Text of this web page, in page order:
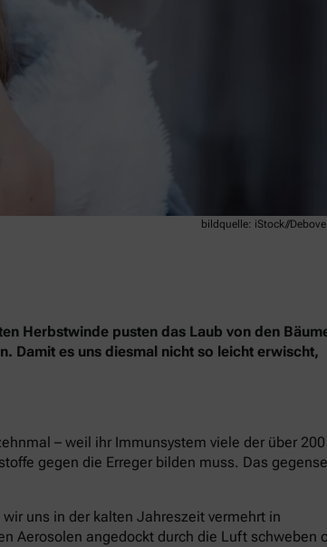
bildquelle: iStock//
Herbstwinde pusten das Laub von den
Damit es uns diesmal nicht so leicht erwischt,
– weil ihr Immunsystem viele der über 200
gegen die Erreger bilden muss. Das
uns in der kalten Jahreszeit vermehrt in
Aerosolen angedockt durch die Luft schweben